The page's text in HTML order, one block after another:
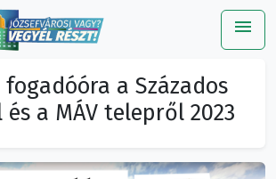
menu
fogadóóra a Százados
a MÁV telepről 2023